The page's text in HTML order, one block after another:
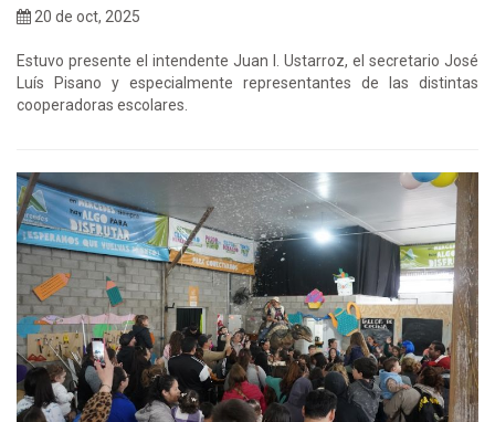
20 de oct, 2025
Estuvo presente el intendente Juan I. Ustarroz, el secretario José
Luís Pisano y especialmente representantes de las distintas
cooperadoras escolares.